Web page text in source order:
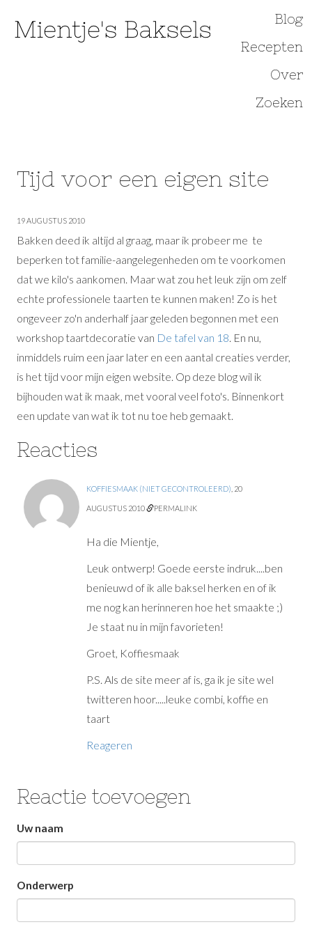
Blog
Recepten
Over
Zoeken
Tijd voor een eigen site
19 AUGUSTUS 2010
Bakken deed ik altijd al graag, maar ik probeer me te
beperken tot familie-aangelegenheden om te voorkomen
dat we kilo's aankomen. Maar wat zou het leuk zijn om zelf
echte professionele taarten te kunnen maken! Zo is het
ongeveer zo'n anderhalf jaar geleden begonnen met een
workshop taartdecoratie van De tafel van 18. En nu,
inmiddels ruim een jaar later en een aantal creaties verder,
is het tijd voor mijn eigen website. Op deze blog wil ik
bijhouden wat ik maak, met vooral veel foto's. Binnenkort
een update van wat ik tot nu toe heb gemaakt.
Reacties
KOFFIESMAAK (NIET GECONTROLEERD) 20
AUGUSTUS 2010 PERMALINK
Ha die Mientje,
Leuk ontwerp! Goede eerste indruk....ben
benieuwd of ik alle baksel herken en of ik
me nog kan herinneren hoe het smaakte ;)
Je staat nu in mijn favorieten!
Groet, Koffiesmaak
P.S. Als de site meer af is, ga ik je site wel
twitteren hoor.....leuke combi, koffie en
taart
Reageren
Reactie toevoegen
Laat
dit
veld
leeg
Uw naam
Onderwerp